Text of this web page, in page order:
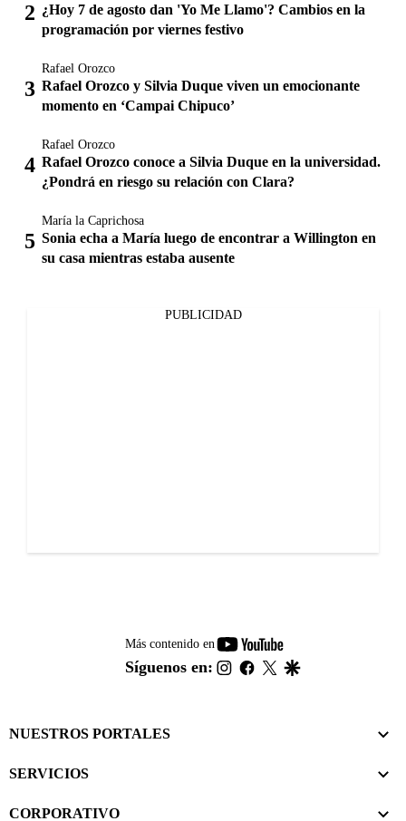
¿Hoy 7 de agosto dan 'Yo Me Llamo'? Cambios en la
programación por viernes festivo
Rafael Orozco
Rafael Orozco y Silvia Duque viven un emocionante
momento en ‘Campai Chipuco’
Rafael Orozco
Rafael Orozco conoce a Silvia Duque en la universidad.
¿Pondrá en riesgo su relación con Clara?
María la Caprichosa
Sonia echa a María luego de encontrar a Willington en
su casa mientras estaba ausente
PUBLICIDAD
Más contenido en
youtube-
footer
Síguenos en: instagram
facebook
twitter
NUESTROS PORTALES
SERVICIOS
CORPORATIVO